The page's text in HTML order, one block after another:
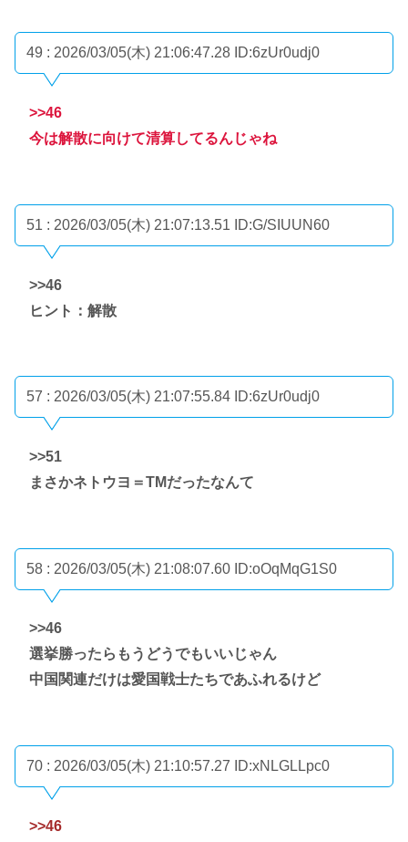
49 : 2026/03/05(木) 21:06:47.28 ID:6zUr0udj0
>>46
今は解散に向けて清算してるんじゃね
51 : 2026/03/05(木) 21:07:13.51 ID:G/SIUUN60
>>46
ヒント：解散
57 : 2026/03/05(木) 21:07:55.84 ID:6zUr0udj0
>>51
まさかネトウヨ＝TMだったなんて
58 : 2026/03/05(木) 21:08:07.60 ID:oOqMqG1S0
>>46
選挙勝ったらもうどうでもいいじゃん
中国関連だけは愛国戦士たちであふれるけど
70 : 2026/03/05(木) 21:10:57.27 ID:xNLGLLpc0
>>46